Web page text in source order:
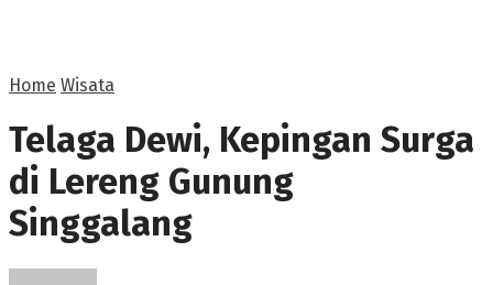
Home Wisata
Telaga Dewi, Kepingan Surga
di Lereng Gunung
Singgalang